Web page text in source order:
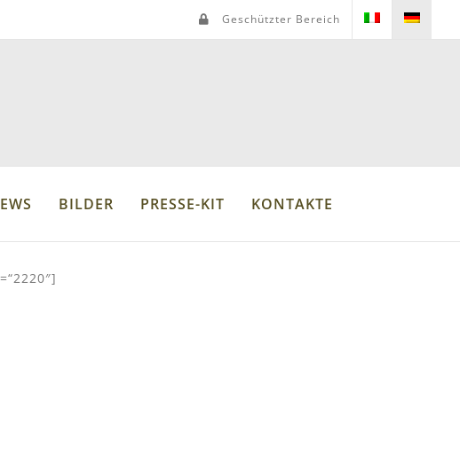
Geschützter Bereich
BILDER PRESSE-KIT KONTAKTE